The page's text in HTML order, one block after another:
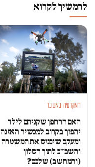
להמשיך לקרוא
דמוקרטיה במשבר
האם הרחפן שקניתם לילד
יהפוך בקרוב למכשיר האזנה
ומעקב שיכניס את המשטרה
והשב״כ לתוך הסלון
(והמחשב) שלכם?